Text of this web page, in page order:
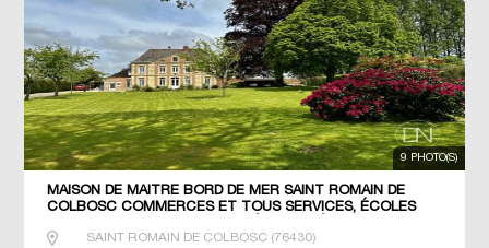
9 PHOTO(S)
MAISON DE MAÎTRE BORD DE MER SAINT ROMAIN DE
COLBOSC COMMERCES ET TOUS SERVICES, ÉCOLES
LILLEBONNE (
SAINT ROMAIN DE COLBOSC(76430)